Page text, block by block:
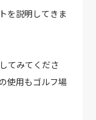
を説明してきま
てみてくださ
使用もゴルフ場